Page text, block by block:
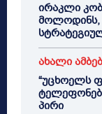
ირაკლი
მოლოდინს,
ახალი
“უცხოელს
პირი